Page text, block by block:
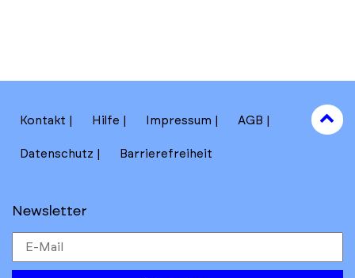
Kontakt Hilfe Impressum AGB
Datenschutz Barrierefreiheit
Newsletter
to
top